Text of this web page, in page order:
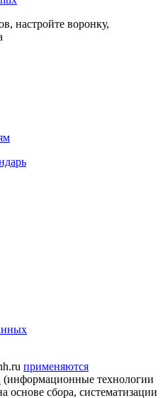
настройте воронку,
применяются
(информационные технологии
основе сбора, систематизации